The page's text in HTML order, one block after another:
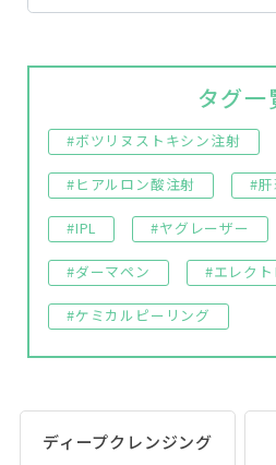
タグ一
#ボツリヌストキシン注射
#ヒアルロン酸注射 #肝
#IPL #ヤグレーザー
#ダーマペン #エレク
#ケミカルピーリング
ディープクレンジング